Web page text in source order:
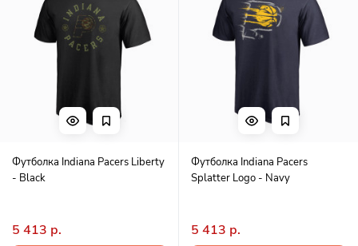
Футболка Indiana Pacers Liberty
- Black
5 413 р.
Футболка Indiana Pacers
Splatter Logo - Navy
5 413 р.